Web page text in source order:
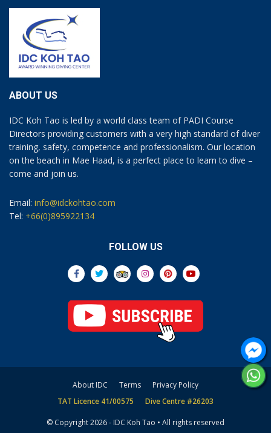
ABOUT US
IDC Koh Tao is led by a world class team of PADI Course
Directors providing customers with a very high standard of diver
training, safety, competence and professionalism. Our location
on the beach in Mae Haad, is a perfect place to learn to dive –
come and join us.
Email: info@idckohtao.com
Tel: +66(0)895922134
FOLLOW US
© Copyright 2026 - IDC Koh Tao • All rights reserved
About IDC Terms
Privacy Policy
TAT Licence 41/00575
Dive Centre #26203